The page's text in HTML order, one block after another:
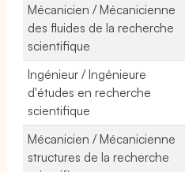
Mécanicien / Mécanicienne
des fluides de la recherche
scientifique
Ingénieur / Ingénieure
d'études en recherche
scientifique
Mécanicien / Mécanicienne
structures de la recherche